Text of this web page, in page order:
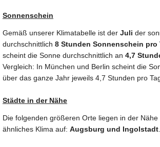
Sonnenschein
Gemäß unserer Klimatabelle ist der Juli der
durchschnittlich 8 Stunden Sonnenschein pro
scheint die Sonne durchschnittlich an 4,7
Vergleich: In München und Berlin scheint die
über das ganze Jahr jeweils 4,7 Stunden pro
Städte in der Nähe
Die folgenden größeren Orte liegen in der Nähe
ähnliches Klima auf: Augsburg und Ingolstadt